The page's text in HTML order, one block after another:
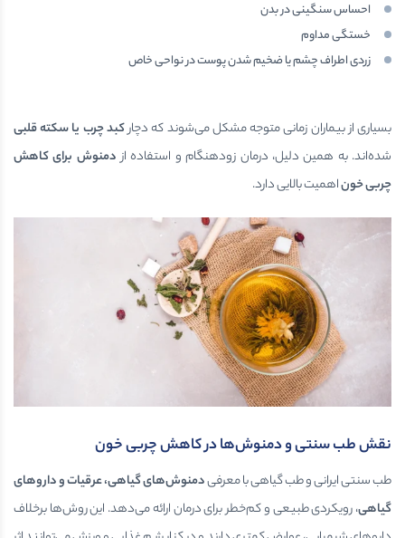
احساس سنگینی در بدن
خستگی مداوم
زردی اطراف چشم یا ضخیم شدن پوست در نواحی خاص
بسیاری از بیماران زمانی متوجه مشکل می‌شوند که دچارکبد چرب یا سکته قلبی
شده‌اند. به همین دلیل، درمان زودهنگام و استفاده ازدمنوش برای کاهش
چربی خوناهمیت بالایی دارد.
نقش طب سنتی و دمنوش‌ها در کاهش چربی خون
طب سنتی ایرانی و طب گیاهی با معرفیدمنوش‌های گیاهی، عرقیات و داروهای
گیاهی، رویکردی طبیعی و کم‌خطر برای درمان ارائه می‌دهد. این روش‌ها برخلاف